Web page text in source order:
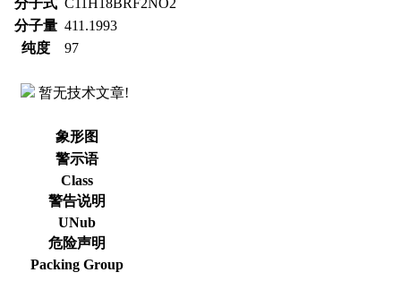
分子式 C11H18BRF2NO2
分子量 411.1993
纯度
97
暂无技术文章!
象形图
警示语
Class
警告说明
UNub
危险声明
Packing Group